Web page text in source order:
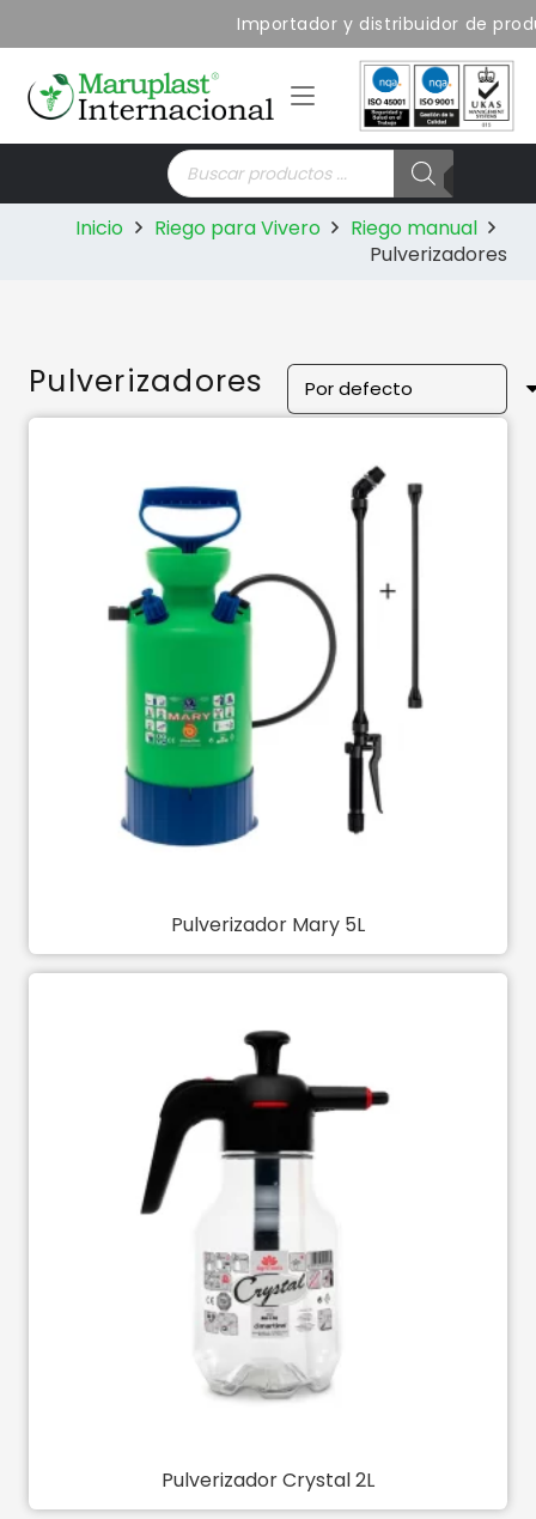
Importador y distribuidor de
Búsqueda
de
productos
Inicio Riego para Vivero
Riego manual
Pulverizadores
Pulverizadores
Pulverizador Mary 5L
Pulverizador Crystal 2L